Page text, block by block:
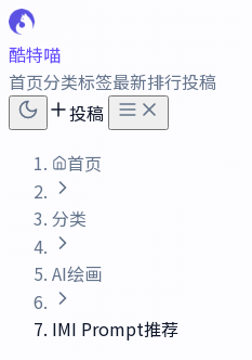
酷特喵
首页分类标签最新排行投稿
投稿
首页
分类
AI绘画
IMI Prompt推荐